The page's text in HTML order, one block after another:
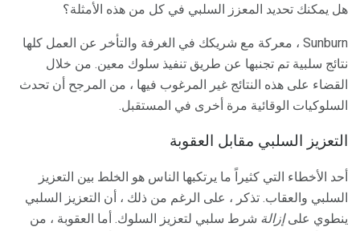
هل يمكنك تحديد المعزز السلبي في كل من هذه الأمثلة؟
Sunburn ، معركة مع شريكك في الغرفة والتأخر عن العمل كلها
نتائج سلبية تم تجنبها عن طريق تنفيذ سلوك معين. من خلال
القضاء على هذه النتائج غير المرغوب فيها ، من المرجح أن تحدث
السلوكيات الوقائية مرة أخرى في المستقبل.
التعزيز السلبي مقابل العقوبة
أحد الأخطاء التي كثيراً ما يرتكبها الناس هو الخلط بين التعزيز
السلبي والعقاب. تذكر ، على الرغم من ذلك ، أن التعزيز السلبي
ينطوي علىإزالة شرط سلبي لتعزيز السلوك. أما العقوبة ، من